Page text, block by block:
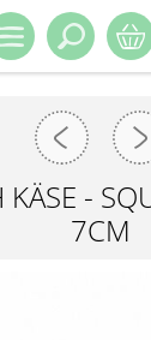
-
7CM